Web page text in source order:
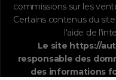
commissions sur les
Certains contenus du
l'aide de
Le site https://
responsable des
des informations